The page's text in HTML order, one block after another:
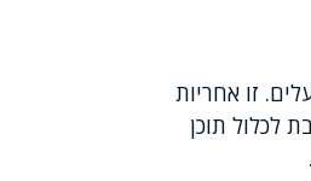
זו אחריות
לכלול תוכן